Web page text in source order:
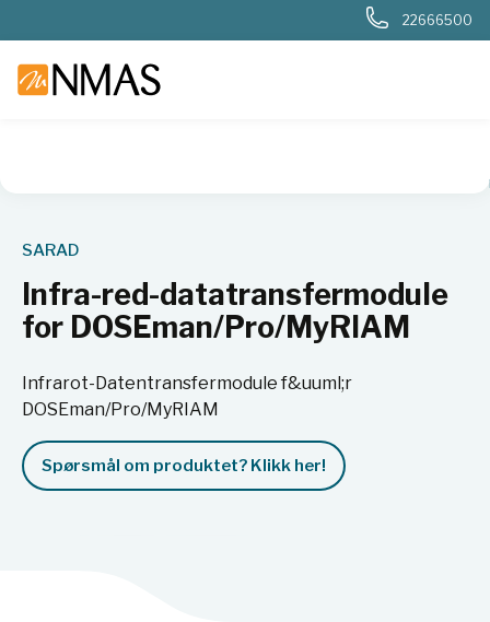
22666500
Nukleær, strålevern, beredskap,
SARAD
Infra-red-datatransfermodule
for DOSEman/Pro/MyRIAM
Infrarot-Datentransfermodule f&uuml;r
DOSEman/Pro/MyRIAM
Spørsmål om produktet? Klikk her!